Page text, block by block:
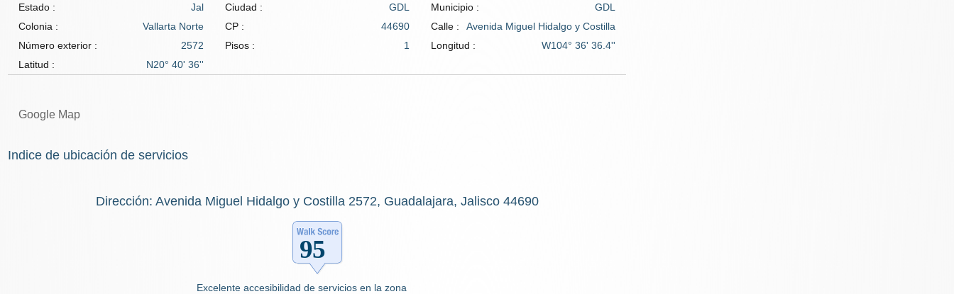
Estado : Jal Ciudad : GDL Municipio :
GDL
Colonia :
Vallarta Norte CP : 44690 Calle :
Avenida Miguel Hidalgo y Costilla
Número exterior :
2572 Pisos : 1 Longitud :
W104° 36' 36.4''
Latitud :
N20° 40' 36''
Google Map
Indice de ubicación de servicios
Dirección: Avenida Miguel Hidalgo y Costilla 2572, Guadalajara, Jalisco 44690
Excelente accesibilidad de servicios en la zona